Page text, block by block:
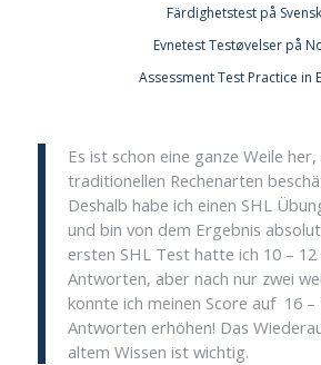
Färdighetstest på
Evnetest Testøvelser på
Assessment Test Practice in
Es ist schon eine ganze Weile
traditionellen Rechenarten
Deshalb habe ich einen SHL
und bin von dem Ergebnis
ersten SHL Test hatte ich 10 –
Antworten, aber nach nur zwei
konnte ich meinen Score auf 16 –
Antworten erhöhen! Das
altem Wissen ist wichtig.